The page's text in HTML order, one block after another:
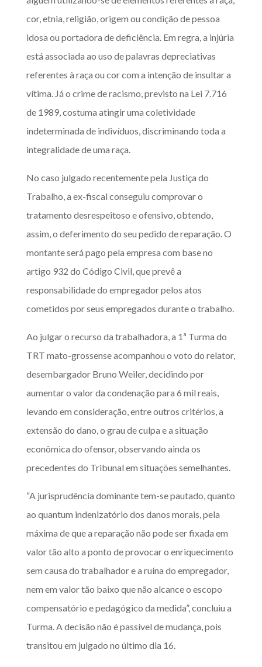
cor, etnia, religião, origem ou condição de pessoa
idosa ou portadora de deficiência. Em regra, a injúria
está associada ao uso de palavras depreciativas
referentes à raça ou cor com a intenção de insultar a
vítima. Já o crime de racismo, previsto na Lei 7.716
de 1989, costuma atingir uma coletividade
indeterminada de indivíduos, discriminando toda a
integralidade de uma raça.
No caso julgado recentemente pela Justiça do
Trabalho, a ex-fiscal conseguiu comprovar o
tratamento desrespeitoso e ofensivo, obtendo,
assim, o deferimento do seu pedido de reparação. O
montante será pago pela empresa com base no
artigo 932 do Código Civil, que prevê a
responsabilidade do empregador pelos atos
cometidos por seus empregados durante o trabalho.
Ao julgar o recurso da trabalhadora, a 1ª Turma do
TRT mato-grossense acompanhou o voto do relator,
desembargador Bruno Weiler, decidindo por
aumentar o valor da condenação para 6 mil reais,
levando em consideração, entre outros critérios, a
extensão do dano, o grau de culpa e a situação
econômica do ofensor, observando ainda os
precedentes do Tribunal em situações semelhantes.
“A jurisprudência dominante tem-se pautado, quanto
ao quantum indenizatório dos danos morais, pela
máxima de que a reparação não pode ser fixada em
valor tão alto a ponto de provocar o enriquecimento
sem causa do trabalhador e a ruína do empregador,
nem em valor tão baixo que não alcance o escopo
compensatório e pedagógico da medida”, concluiu a
Turma. A decisão não é passível de mudança, pois
transitou em julgado no último dia 16.